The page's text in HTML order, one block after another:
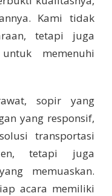
Kami tidak
tetapi juga
memenuhi
sopir yang
yang responsif,
transportasi
tetapi juga
memuaskan.
acara memiliki